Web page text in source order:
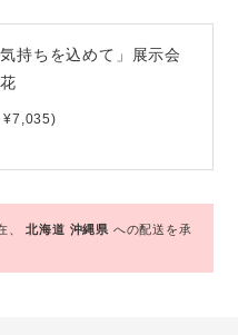
気持ちを込めて」展示会
¥7,035)
、北海道 沖縄県 への配送を承